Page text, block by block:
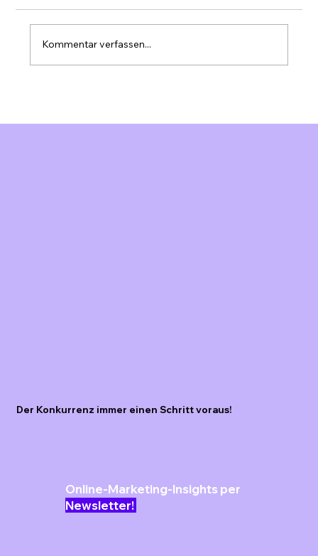
Kommentar verfassen...
Der Konkurrenz immer einen Schritt voraus!
Online-Marketing-Insights per
Newsletter!